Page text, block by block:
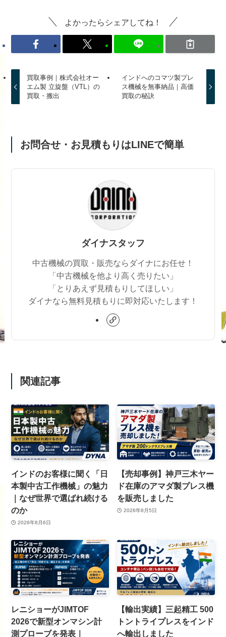
よかったらシェアしてね！
買取事例｜株式会社オー
エム製 立旋盤（VTL）の
買取・搬出
インドへのコマツ製プレ
ス機械を無事納品｜高価
買取の秘訣
お問合せ・お見積もりはLINEで簡単
ダイナスタッフ
中古機械の買取・販売ならダイナにお任せ！
「中古機械を他より高く売りたい」
「とりあえず見積もりしてほしい」
ダイナなら無料見積もりに即対応いたします！
関連記事
インドのお客様に聞く「日
本製中古工作機械」の魅力
｜なぜ世界で選ばれ続ける
のか
2026年8月6日
【売却事例】神戸三木ヤー
ド在庫のアマダ製プレス機
を販売しました
2026年8月5日
レニショーがJIMTOF
2026で新型オンマシン計
測プローブを発表｜
【輸出実績】三起精工 500
トントライプレスをインド
へ輸出しました